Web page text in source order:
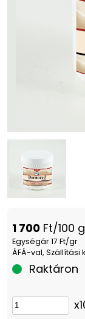
1 700 Ft/100
Egységár 17 Ft/gr
ÁFÁ-val, Szállítási
Raktáron